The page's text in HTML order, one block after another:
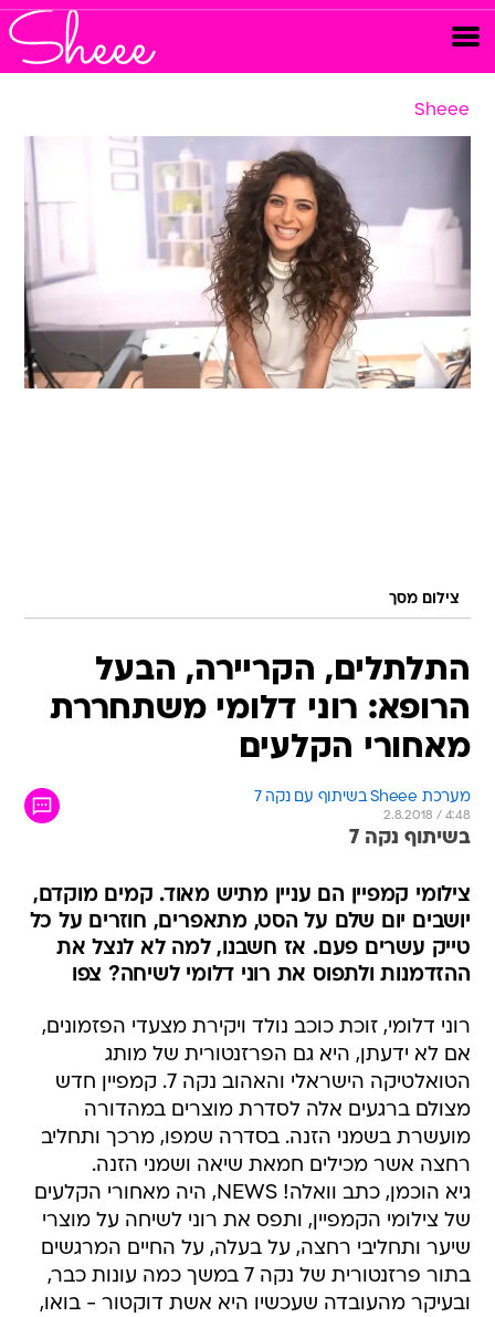
Sheee
צילום מסך
התלתלים, הקריירה, הבעל
הרופא: רוני דלומי משתחררת
מאחורי הקלעים
מערכת Sheee בשיתוף עם נקה 7
2.8.2018 / 4:48
בשיתוף נקה 7
צילומי קמפיין הם עניין מתיש מאוד. קמים מוקדם,
יושבים יום שלם על הסט, מתאפרים, חוזרים על כל
טייק עשרים פעם. אז חשבנו, למה לא לנצל את
ההזדמנות ולתפוס את רוני דלומי לשיחה? צפו
רוני דלומי, זוכת כוכב נולד ויקירת מצעדי הפזמונים,
אם לא ידעתן, היא גם הפרזנטורית של מותג
הטואלטיקה הישראלי והאהוב נקה 7. קמפיין חדש
מצולם ברגעים אלה לסדרת מוצרים במהדורה
מועשרת בשמני הזנה. בסדרה שמפו, מרכך ותחליב
רחצה אשר מכילים חמאת שיאה ושמני הזנה.
גיא הוכמן, כתב וואלה! NEWS, היה מאחורי הקלעים
של צילומי הקמפיין, ותפס את רוני לשיחה על מוצרי
שיער ותחליבי רחצה, על בעלה, על החיים המרגשים
בתור פרזנטורית של נקה 7 במשך כמה עונות כבר,
ובעיקר מהעובדה שעכשיו היא אשת דוקטור - בואו,